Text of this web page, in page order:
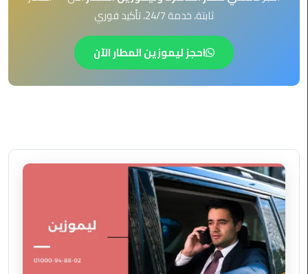
EN
AR
السخنة
العرب
الغردقة
ليموزين
برج
العرب
القاهرة
ثابتة، خدمة 24/7، تأكيد فوري
احجز ليموزين المطار الآن